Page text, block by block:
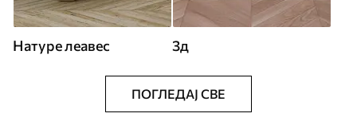
Натуре леавес 3д
ПОГЛЕДАЈ СВЕ